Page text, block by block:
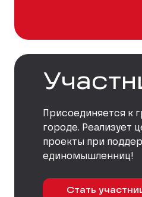
Присоединяется к
городе. Реализует
проекты при
единомышленниц!
Стать